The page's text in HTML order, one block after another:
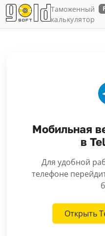
Таможенный
калькулятор
Мобильная
в
Для удобной
телефоне
Открыть